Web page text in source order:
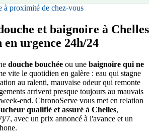
à proximité de chez-vous
et baignoire à Chelles
urgence 24h/24
douche bouchée ou une baignoire qui ne
vite le quotidien en galère : eau qui stagne
au ralenti, mauvaise odeur qui remonte
arrivent presque toujours au mauvais
end. ChronoServe vous met en relation
qualifié et assuré à Chelles,
7, avec un prix annoncé à l'avance et un